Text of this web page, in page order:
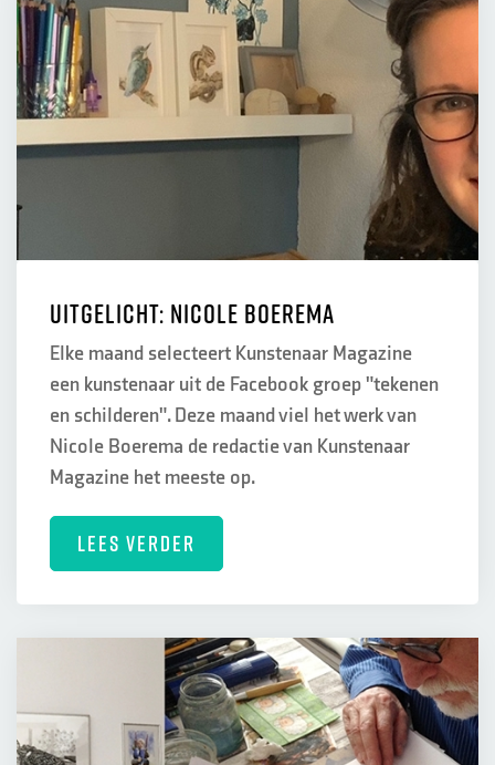
Uitgelicht: Nicole Boerema
Elke maand selecteert Kunstenaar Magazine
een kunstenaar uit de Facebook groep "tekenen
en schilderen". Deze maand viel het werk van
Nicole Boerema de redactie van Kunstenaar
Magazine het meeste op.
LEES VERDER